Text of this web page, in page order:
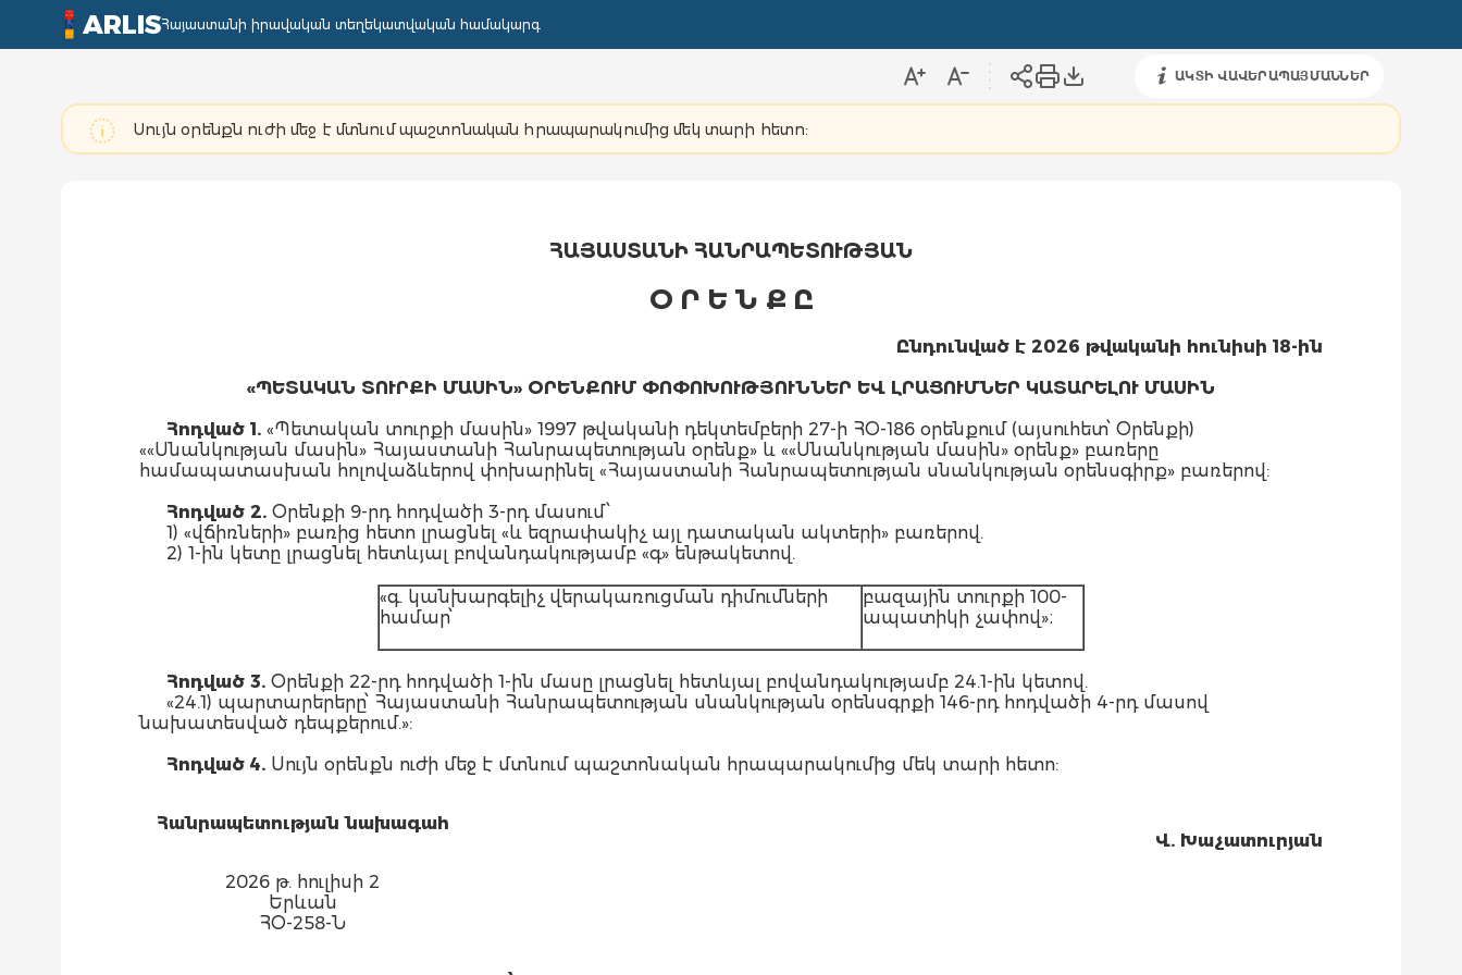
ARLISՀայաստանի իրավական տեղեկատվական համակարգ
ԱԿՏԻ ՎԱՎԵՐԱՊԱՅՄԱՆՆԵՐ
Սույն օրենքն ուժի մեջ է մտնում պաշտոնական հրապարակումից մեկ տարի հետո:
ՀԱՅԱՍՏԱՆԻ ՀԱՆՐԱՊԵՏՈՒԹՅԱՆ
Օ Ր Ե Ն Ք Ը
Ընդունված է 2026 թվականի հունիսի 18-ին
«ՊԵՏԱԿԱՆ ՏՈՒՐՔԻ ՄԱՍԻՆ» ՕՐԵՆՔՈՒՄ ՓՈՓՈԽՈՒԹՅՈՒՆՆԵՐ ԵՎ ԼՐԱՑՈՒՄՆԵՐ ԿԱՏԱՐԵԼՈՒ ՄԱՍԻՆ
Հոդված 1. «Պետական տուրքի մասին» 1997 թվականի դեկտեմբերի 27-ի ՀՕ-186 օրենքում (այսուհետ՝ Օրենքի)
««Սնանկության մասին» Հայաստանի Հանրապետության օրենք» և ««Սնանկության մասին» օրենք» բառերը
համապատասխան հոլովաձևերով փոխարինել «Հայաստանի Հանրապետության սնանկության օրենսգիրք» բառերով:
Հոդված 2. Օրենքի 9-րդ հոդվածի 3-րդ մասում՝
1) «վճիռների» բառից հետո լրացնել «և եզրափակիչ այլ դատական ակտերի» բառերով.
2) 1-ին կետը լրացնել հետևյալ բովանդակությամբ «գ» ենթակետով.
«գ. կանխարգելիչ վերակառուցման դիմումների
համար՝
բազային տուրքի 100-
ապատիկի չափով»։
Հոդված 3. Օրենքի 22-րդ հոդվածի 1-ին մասը լրացնել հետևյալ բովանդակությամբ 24.1-ին կետով.
«24.1) պարտարերերը՝ Հայաստանի Հանրապետության սնանկության օրենսգրքի 146-րդ հոդվածի 4-րդ մասով
նախատեսված դեպքերում.»:
Հոդված 4. Սույն օրենքն ուժի մեջ է մտնում պաշտոնական հրապարակումից մեկ տարի հետո:
Հանրապետության նախագահ
Վ. Խաչատուրյան
2026 թ. հուլիսի 2
Երևան
ՀՕ-258-Ն